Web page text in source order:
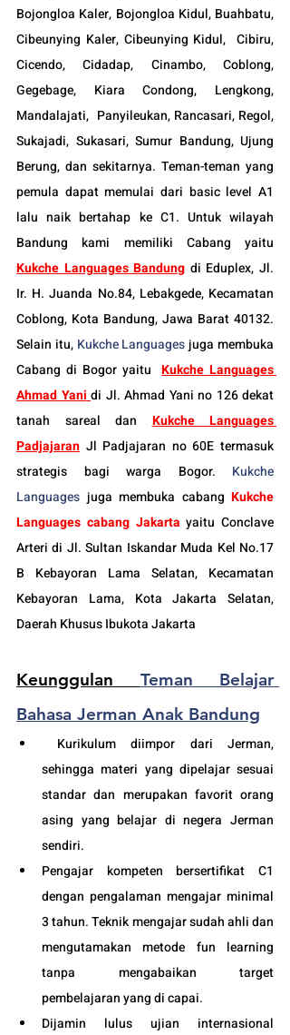
Bojongloa Kaler, Bojongloa Kidul, Buahbatu,
Cibeunying Kaler, Cibeunying Kidul,  Cibiru,
Cicendo, Cidadap, Cinambo, Coblong,
Gegebage, Kiara Condong, Lengkong,
Mandalajati,  Panyileukan, Rancasari, Regol,
Sukajadi, Sukasari, Sumur Bandung, Ujung
Berung, dan sekitarnya. Teman-teman yang
pemula dapat memulai dari basic level A1
lalu naik bertahap ke C1. Untuk wilayah
Kukche Languages Bandung di Eduplex, Jl.
Ir. H. Juanda No.84, Lebakgede, Kecamatan
Coblong, Kota Bandung, Jawa Barat 40132.
Selain itu, Kukche Languages juga membuka
Cabang di Bogor yaitu Kukche Languages
Ahmad Yani di Jl. Ahmad Yani no 126 dekat
tanah sareal dan Kukche Languages
Padjajaran Jl Padjajaran no 60E termasuk
strategis bagi warga Bogor. Kukche
Languages juga membuka cabang Kukche
Languages cabang Jakarta yaitu Conclave
Arteri di Jl. Sultan Iskandar Muda Kel No.17
B Kebayoran Lama Selatan, Kecamatan
Kebayoran Lama, Kota Jakarta Selatan,
Daerah Khusus Ibukota Jakarta
Keunggulan Teman Belajar
Bahasa Jerman Anak Bandung
sehingga materi yang dipelajar sesuai
standar dan merupakan favorit orang
asing yang belajar di negera Jerman
sendiri.
Pengajar kompeten bersertifikat C1
dengan pengalaman mengajar minimal
3 tahun. Teknik mengajar sudah ahli dan
mengutamakan metode fun learning
tanpa mengabaikan target
pembelajaran yang di capai.
Dijamin lulus ujian internasional